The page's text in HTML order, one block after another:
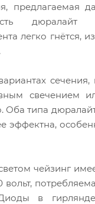
предлагаемая
дюралайт
легко гнётся,
свечением
Оба типа
эффектна,
чейзинг
вольт,
в